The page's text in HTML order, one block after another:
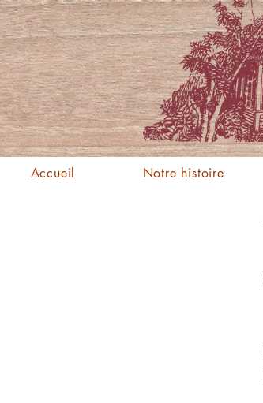
Accueil Notre histoire